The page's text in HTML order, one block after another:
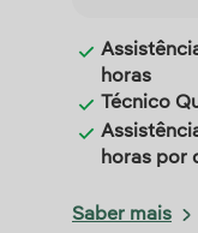
horas
Técnico
horas por
Saber mais